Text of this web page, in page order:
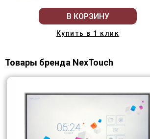
В КОРЗИНУ
Купить в 1 клик
Товары бренда NexTouch